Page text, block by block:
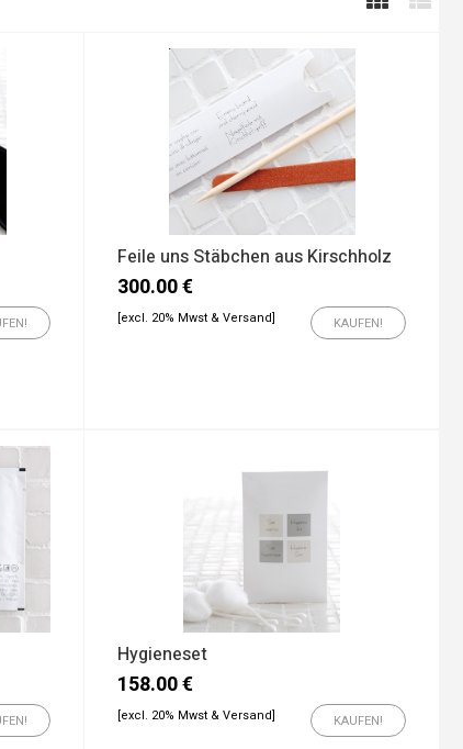
Feile uns Stäbchen aus Kirschholz
300.00€
[excl. 20% Mwst & Versand] KAUFEN!
Hygieneset
158.00€
[excl. 20% Mwst & Versand] KAUFEN!